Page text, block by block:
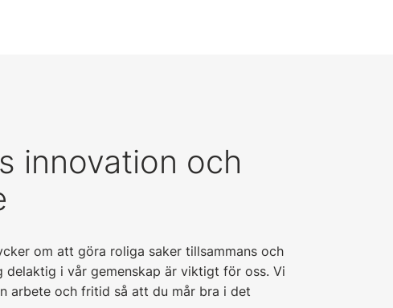
innovation och
om att göra roliga saker tillsammans och
delaktig i vår gemenskap är viktigt för oss. Vi
arbete och fritid så att du mår bra i det